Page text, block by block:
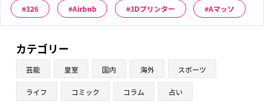
326 Airbnb 3Dプリンター Aマッソ
カテゴリー
芸能 皇室 国内 海外 スポーツ
ライフ コミック コラム 占い